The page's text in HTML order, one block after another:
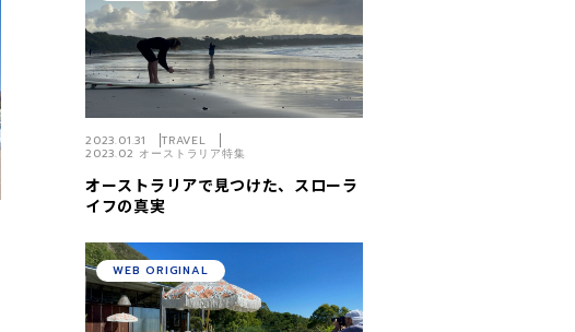
オーストラリアで見つけた、スローラ
イフの真実
2023.01.31
TRAVEL
2023.02 オーストラリア特集
WEB ORIGINAL